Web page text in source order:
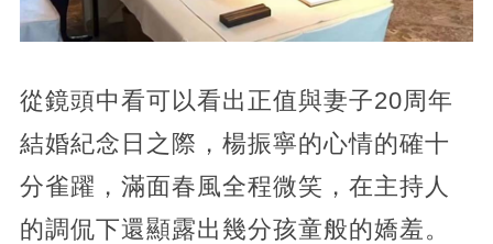
從鏡頭中看可以看出正值與妻子20周年
結婚紀念日之際，楊振寧的心情的確十
分雀躍，滿面春風全程微笑，在主持人
的調侃下還顯露出幾分孩童般的嬌羞。